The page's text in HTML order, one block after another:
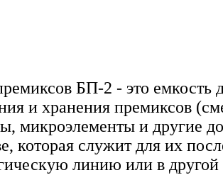
БП-2 - это емкость
и хранения премиксов
микроэлементы и другие
которая служит для их
линию или в другой